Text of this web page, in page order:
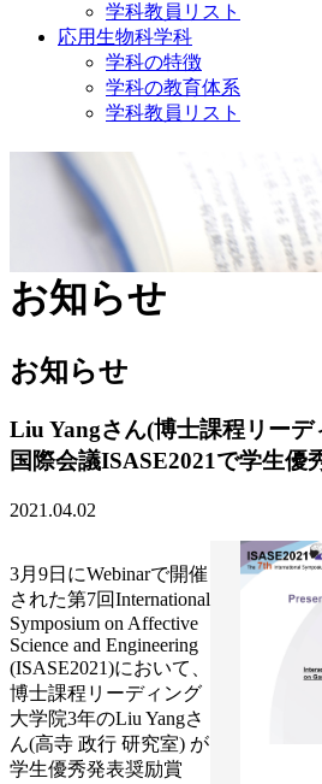
学科教員リスト
応用生物科学科
学科の特徴
学科の教育体系
学科教員リスト
お知らせ
お知らせ
Liu Yangさん(博士課程リーデ
国際会議ISASE2021で学生優
2021.04.02
3月9日にWebinarで開催
された第7回International
Symposium on Affective
Science and Engineering
(ISASE2021)において、
博士課程リーディング
大学院3年のLiu Yangさ
ん(高寺 政行 研究室) が
学生優秀発表奨励賞